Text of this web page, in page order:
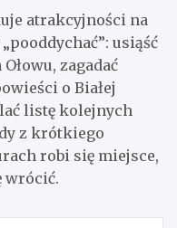
atrakcyjności na
usiąść
zagadać
o Białej
listę kolejnych
z krótkiego
robi się miejsce,
wrócić.